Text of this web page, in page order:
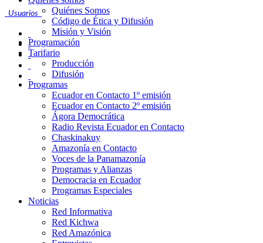
Usuarios
Quiénes Somos
Código de Ética y Difusión
Misión y Visión
Programación
Tarifario
Producción
Difusión
Programas
Ecuador en Contacto 1º emisión
Ecuador en Contacto 2º emisión
Ágora Democrática
Radio Revista Ecuador en Contacto
Chaskinakuy
Amazonía en Contacto
Voces de la Panamazonía
Programas y Alianzas
Democracia en Ecuador
Programas Especiales
Noticias
Red Informativa
Red Kichwa
Red Amazónica